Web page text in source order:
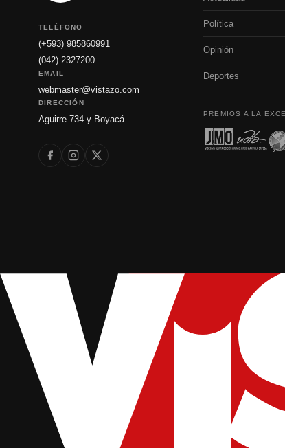
TELÉFONO
(+593) 985860991
(042) 2327200
EMAIL
webmaster@vistazo.com
DIRECCIÓN
Aguirre 734 y Boyacá
Política
Opinión
Deportes
PREMIOS A LA